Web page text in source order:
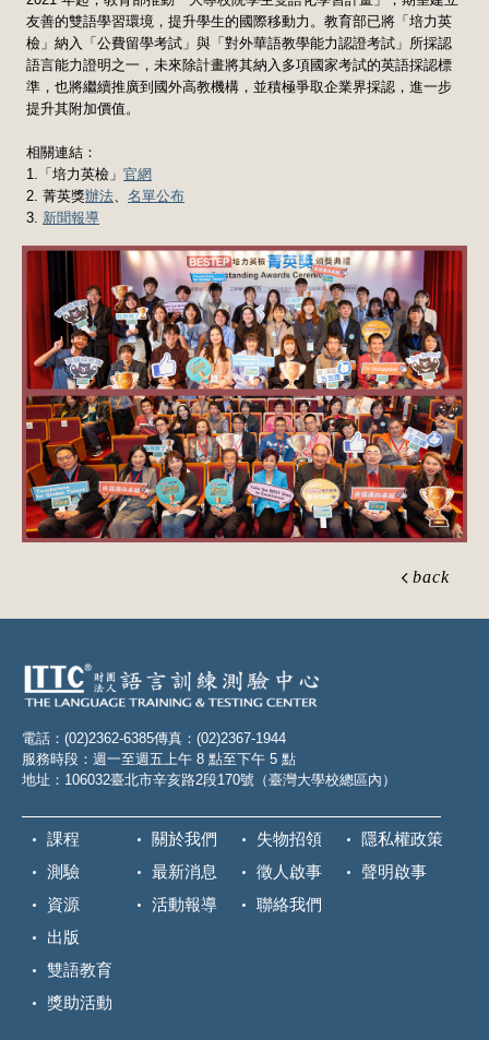
友善的雙語學習環境，提升學生的國際移動力。教育部已將「培力英
檢」納入「公費留學考試」與「對外華語教學能力認證考試」所採認
語言能力證明之一，未來除計畫將其納入多項國家考試的英語採認標
準，也將繼續推廣到國外高教機構，並積極爭取企業界採認，進一步
提升其附加價值。
相關連結：
1.「培力英檢」 官網
2. 菁英獎辦法、 名單公布
3. 新聞報導
back
電話：(02)2362-6385傳真：(02)2367-1944
服務時段：週一至週五上午 8 點至下午 5 點
地址：106032臺北市辛亥路2段170號（臺灣大學校總區內）
課程
測驗
資源
出版
雙語教育
獎助活動
關於我們
最新消息
活動報導
失物招領
徵人啟事
聯絡我們
隱私權政策
聲明啟事